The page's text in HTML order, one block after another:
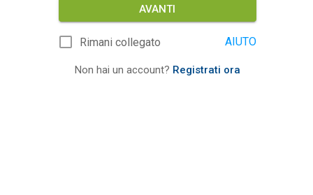
AVANTI
Rimani collegato AIUTO
Non hai un account? Registrati ora